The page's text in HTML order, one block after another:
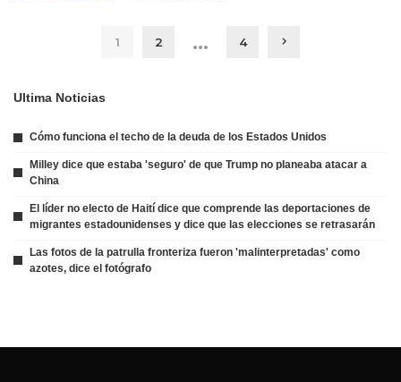
1 2 … 4
Ultima Noticias
Cómo funciona el techo de la deuda de los Estados Unidos
Milley dice que estaba 'seguro' de que Trump no planeaba atacar a
China
El líder no electo de Haití dice que comprende las deportaciones de
migrantes estadounidenses y dice que las elecciones se retrasarán
Las fotos de la patrulla fronteriza fueron 'malinterpretadas' como
azotes, dice el fotógrafo